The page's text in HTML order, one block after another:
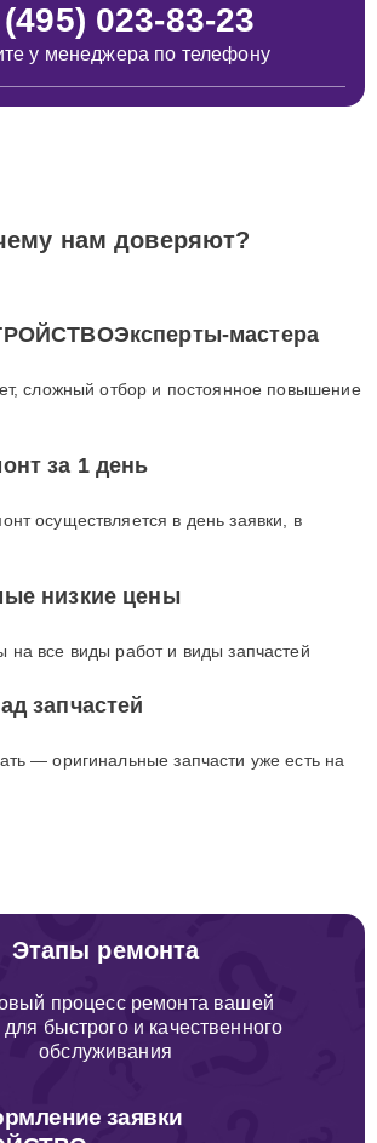
023-83-23
у менеджера по телефону
нам доверяют?
мастера
сложный отбор и постоянное повышение
за 1 день
осуществляется в день заявки, в
низкие цены
на все виды работ и виды запчастей
запчастей
— оригинальные запчасти уже есть на
Этапы ремонта
процесс ремонта вашей
для быстрого и качественного
обслуживания
заявки